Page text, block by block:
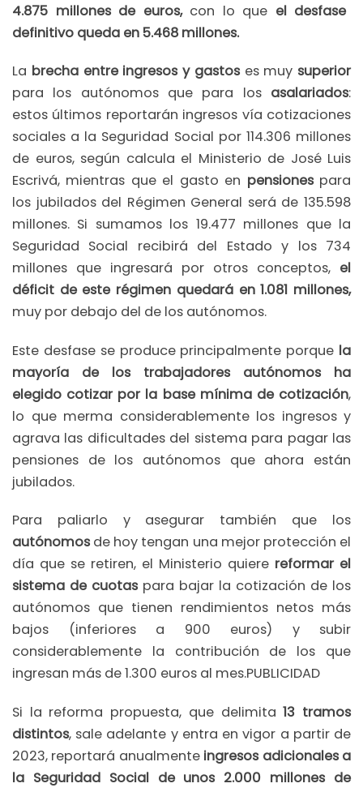
4.875 millones de euros,con lo que el desfase
definitivo queda en 5.468 millones.
La brecha entre ingresos y gastos es muy superior
para los autónomos que para los asalariados:
estos últimos reportarán ingresos vía cotizaciones
sociales a la Seguridad Social por 114.306 millones
de euros, según calcula el Ministerio de José Luis
Escrivá, mientras que el gasto en pensiones para
los jubilados del Régimen General será de 135.598
millones. Si sumamos los 19.477 millones que la
Seguridad Social recibirá del Estado y los 734
millones que ingresará por otros conceptos, el
déficit de este régimen quedará en 1.081 millones,
muy por debajo del de los autónomos.
Este desfase se produce principalmente porque la
mayoría de los trabajadores autónomos ha
elegido cotizar por la base mínima de cotización,
lo que merma considerablemente los ingresos y
agrava las dificultades del sistema para pagar las
pensiones de los autónomos que ahora están
jubilados.
Para paliarlo y asegurar también que los
autónomos de hoy tengan una mejor protección el
día que se retiren, el Ministerio quiere reformar el
sistema de cuotas para bajar la cotización de los
autónomos que tienen rendimientos netos más
bajos (inferiores a 900 euros) y subir
considerablemente la contribución de los que
ingresan más de 1.300 euros al mes.PUBLICIDAD
Si la reforma propuesta, que delimita 13 tramos
distintos, sale adelante y entra en vigor a partir de
2023, reportará anualmente ingresos adicionales a
la Seguridad Social de unos 2.000 millones de